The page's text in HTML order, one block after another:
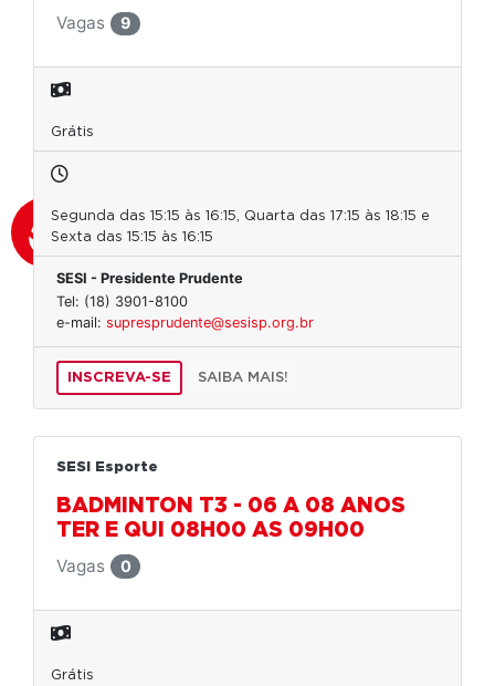
Vagas
9
Grátis
Segunda das 15:15 às 16:15, Quarta das 17:15 às 18:15 e
Sexta das 15:15 às 16:15
SESI - Presidente Prudente
Tel: (18) 3901-8100
e-mail: supresprudente@sesisp.org.br
INSCREVA-SE SAIBA MAIS!
SESI Esporte
BADMINTON T3 - 06 A 08 ANOS
TER E QUI 08H00 AS 09H00
Vagas
0
Grátis